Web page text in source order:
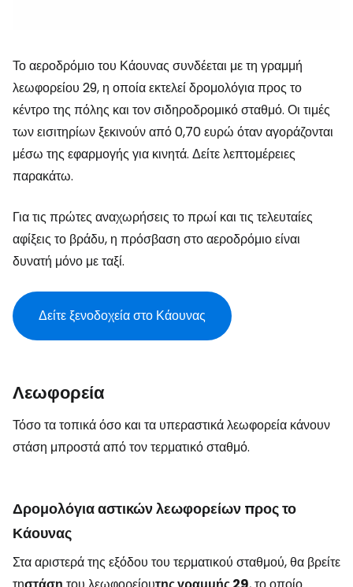
Το αεροδρόμιο του Κάουνας συνδέεται με τη γραμμή
λεωφορείου 29, η οποία εκτελεί δρομολόγια προς το
κέντρο της πόλης και τον σιδηροδρομικό σταθμό. Οι τιμές
των εισιτηρίων ξεκινούν από 0,70 ευρώ όταν αγοράζονται
μέσω της εφαρμογής για κινητά. Δείτε λεπτομέρειες
παρακάτω.
Για τις πρώτες αναχωρήσεις το πρωί και τις τελευταίες
αφίξεις το βράδυ, η πρόσβαση στο αεροδρόμιο είναι
δυνατή μόνο με ταξί.
Δείτε ξενοδοχεία στο Κάουνας
Λεωφορεία
Τόσο τα τοπικά όσο και τα υπεραστικά λεωφορεία κάνουν
στάση μπροστά από τον τερματικό σταθμό.
Δρομολόγια αστικών λεωφορείων προς το
Κάουνας
Στα αριστερά της εξόδου του τερματικού σταθμού, θα βρείτε